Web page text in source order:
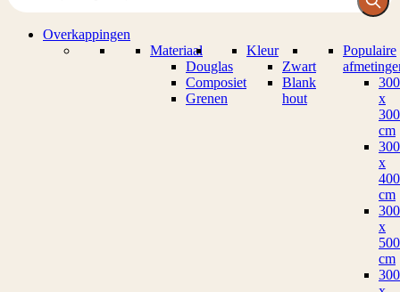
Overkappingen
Materiaal
Douglas
Composiet
Grenen
Kleur
Zwart
Blank
hout
Populaire
300
x
300
cm
300
x
400
cm
300
x
500
cm
300